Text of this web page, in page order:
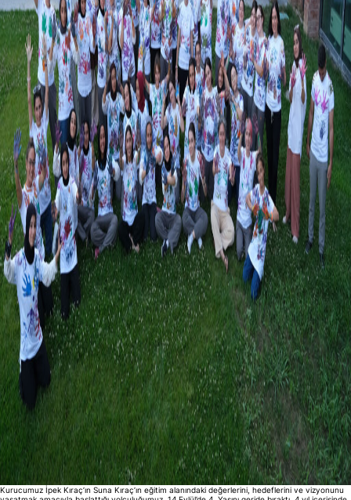
Kurucumuz İpek Kıraç’ın Suna Kıraç’ın eğitim alanındaki değerlerini, hedeflerini ve vizyonunu